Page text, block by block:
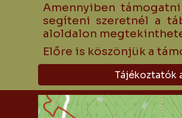
Amennyiben
segíteni szeretnél a
aloldalon
Előre is köszönjük a
Tájékoztatók